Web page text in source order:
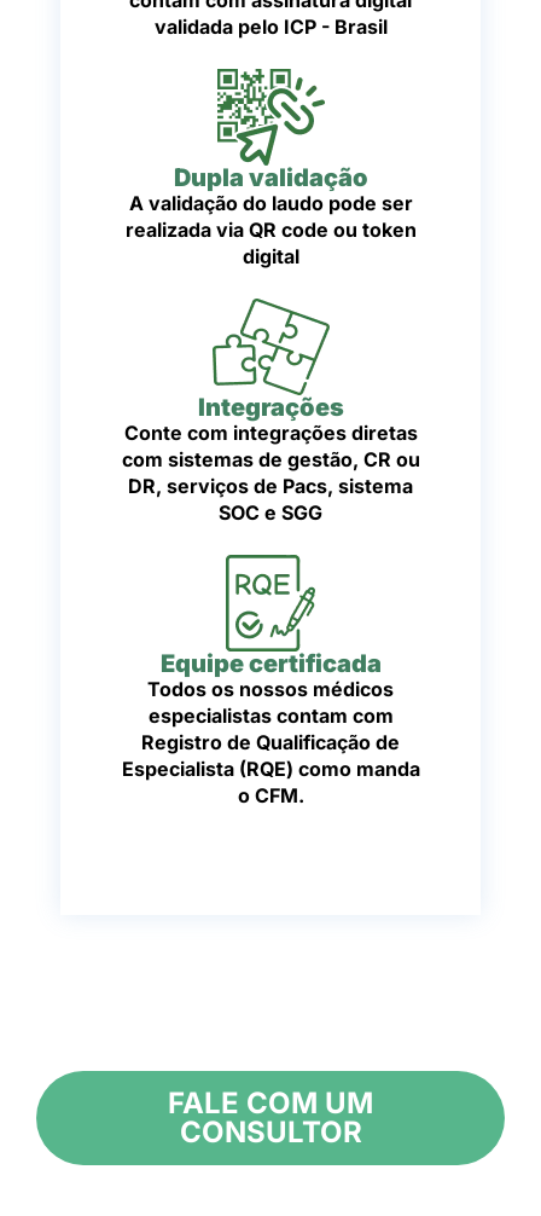
validada pelo ICP - Brasil
Dupla validação
A validação do laudo pode ser
realizada via QR code ou token
digital
Integrações
Conte com integrações diretas
com sistemas de gestão, CR ou
DR, serviços de Pacs, sistema
SOC e SGG
Equipe certificada
Todos os nossos médicos
especialistas contam com
Registro de Qualificação de
Especialista (RQE) como manda
o CFM.
FALE COM UM
CONSULTOR